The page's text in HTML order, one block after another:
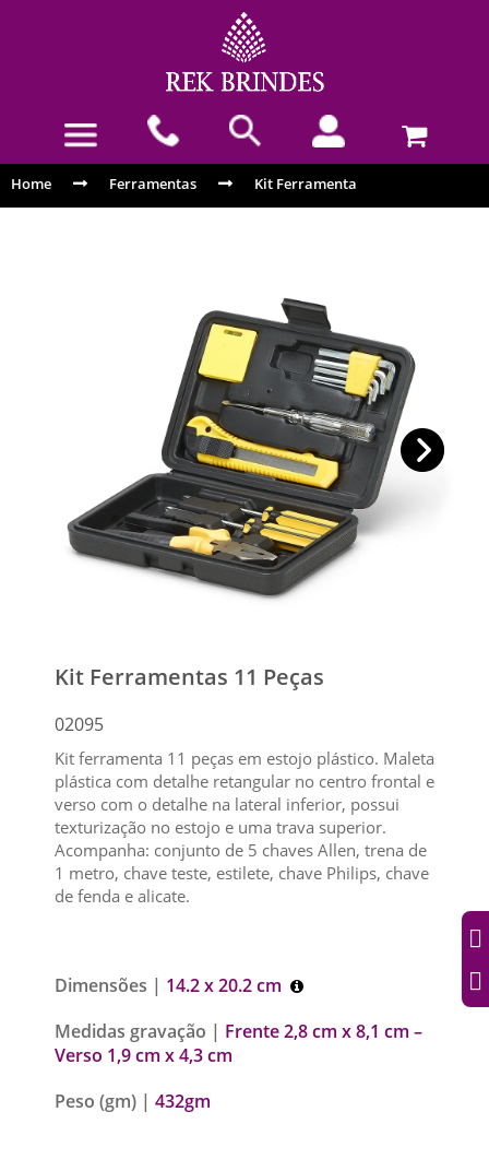
Home Ferramentas Kit Ferramenta
Kit Ferramentas 11 Peças
02095
Kit ferramenta 11 peças em estojo plástico. Maleta
plástica com detalhe retangular no centro frontal e
verso com o detalhe na lateral inferior, possui
texturização no estojo e uma trava superior.
Acompanha: conjunto de 5 chaves Allen, trena de
1 metro, chave teste, estilete, chave Philips, chave
de fenda e alicate.
Dimensões | 14.2 x 20.2 cm
Medidas gravação | Frente 2,8 cm x 8,1 cm –
Verso 1,9 cm x 4,3 cm
Peso (gm) | 432gm